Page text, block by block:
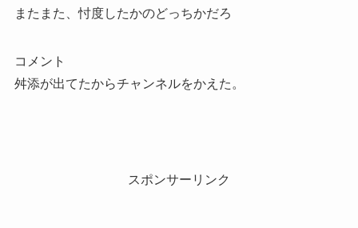
またまた、忖度したかのどっちかだろ
コメント
舛添が出てたからチャンネルをかえた。
スポンサーリンク